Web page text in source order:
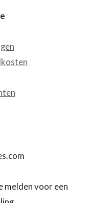
melden voor een